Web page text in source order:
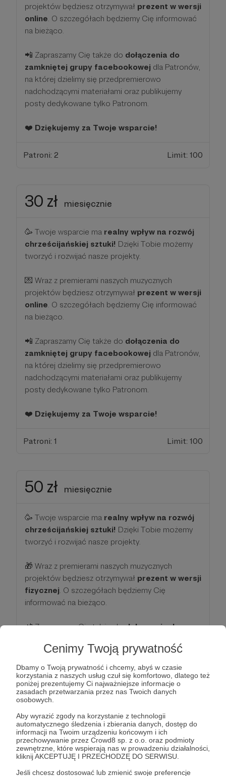
Cenimy Twoją prywatność
Dbamy o Twoją prywatność i chcemy, abyś w czasie
korzystania z naszych usług czuł się komfortowo, dlatego też
poniżej prezentujemy Ci najważniejsze informacje o
zasadach przetwarzania przez nas Twoich danych
osobowych.
Aby wyrazić zgody na korzystanie z technologii
automatycznego śledzenia i zbierania danych, dostęp do
informacji na Twoim urządzeniu końcowym i ich
przechowywanie przez Crowd8 sp. z o.o. oraz podmioty
zewnętrzne, które wspierają nas w prowadzeniu działalności,
kliknij AKCEPTUJĘ I PRZECHODZĘ DO SERWISU.
Jeśli chcesz dostosować lub zmienić swoje preferencje
projektów będziesz otrzymywał prezent w wersji
online. O szczegółach będziemy Cię informować
na bieżąco.
📲 Zapraszamy Cię także do dołączenia do
zamkniętej grupy facebookowej dla Patronów,
na której dzielimy się przedpremierowo
nadchodzącymi materiałami oraz publikujemy
posty dedykowane tylko Patronom.
❤️ Dziękujemy za Twoje wsparcie!
Patroni: 2 Limit: 100
30 zł miesięcznie
🥳 Twoje wsparcie ma realny wpływ na rozwój
chrześcijańskiej sztuki! Dzięki Tobie możemy
tworzyć i rozwijać nasze projekty.
💌 Wraz z premierami naszych muzycznych
projektów będziesz otrzymywał prezent w wersji
online . O szczegółach będziemy Cię informować
na bieżąco.
📲 Zapraszamy Cię także do dołączenia do
zamkniętej grupy facebookowej dla Patronów,
na której dzielimy się przedpremierowo
nadchodzącymi materiałami oraz publikujemy
posty dedykowane tylko Patronom.
❤️ Dziękujemy za Twoje wsparcie!
Patroni: 1 Limit: 100
50 zł miesięcznie
🥳 Twoje wsparcie ma realny wpływ na rozwój
chrześcijańskiej sztuki! Dzięki Tobie możemy
tworzyć i rozwijać nasze projekty.
🎁 Wraz z premierami naszych muzycznych
projektów będziesz otrzymywał prezent w wersji
fizycznej. O szczegółach będziemy Cię
informować na bieżąco.
📲 Zapraszamy Cię także dodołączenia do
na której dzielimy się przedpremierowo
nadchodzącymi materiałami oraz publikujemy
posty dedykowane tylko Patronom.
❤️Dziękujemy za Twoje wsparcie!
Patroni: 3 Limit: 100